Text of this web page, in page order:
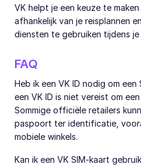
VK helpt je een keuze te
afhankelijk van je reisplannen
diensten te gebruiken tijdens
FAQ
Heb ik een VK ID nodig om
een VK ID is niet vereist om
Sommige officiële retailers
paspoort ter identificatie,
mobiele winkels.
Kan ik een VK SIM-kaart